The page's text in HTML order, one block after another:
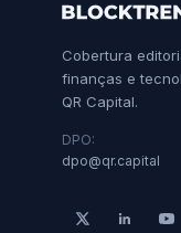
Cobertura
finanças e
QR Capital.
DPO:
dpo@qr.capital